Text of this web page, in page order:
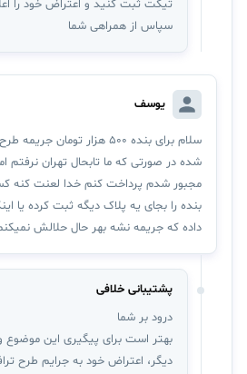
تیکت ثبت کنید و اعتراض خود را
سپاس از همراهی شما
یوسف
سلام برای بنده ۵۰۰ هزار
شده در صورتی که ما تابحال تهران نرفتم
مجبور شدم پرداخت کنم خدا لعنت کنه
بنده را بجای یه پلاک دیگه ثبت کرده یا
داده که جریمه نشه بهر حال حلالش
پشتیبانی خلافی
درود بر شما
بهتر است برای پیگیری این موضوع
دیگر، اعتراض خود به جرایم طرح